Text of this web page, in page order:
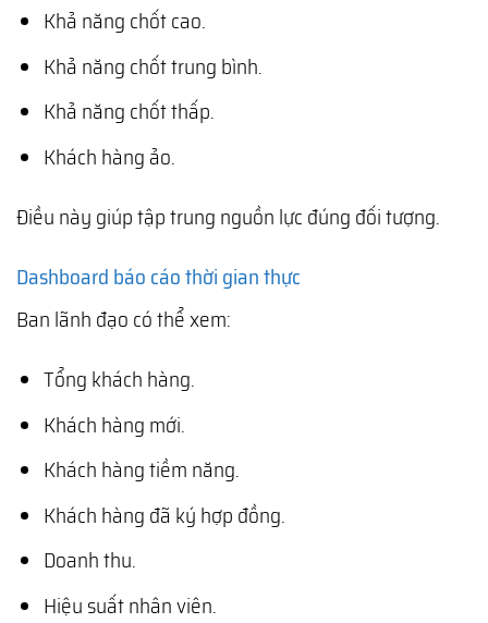
Khả năng chốt cao.
Khả năng chốt trung bình.
Khả năng chốt thấp.
Khách hàng ảo.
Điều này giúp tập trung nguồn lực đúng đối tượng.
Dashboard báo cáo thời gian thực
Ban lãnh đạo có thể xem:
Tổng khách hàng.
Khách hàng mới.
Khách hàng tiềm năng.
Khách hàng đã ký hợp đồng.
Doanh thu.
Hiệu suất nhân viên.